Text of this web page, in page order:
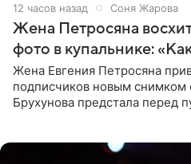
12 часов назад Соня Жарова
Жена Петросяна
фото в купальнике:
Жена Евгения Петросяна
подписчиков новым снимком
Брухунова предстала перед